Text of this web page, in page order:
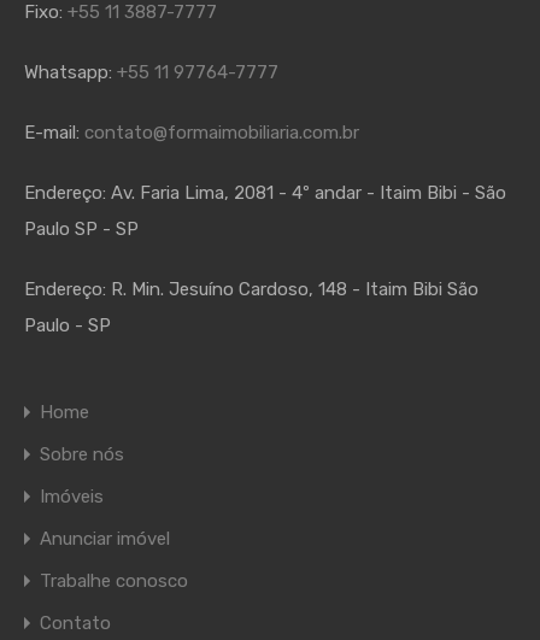
Fixo: +55 11 3887-7777
Whatsapp: +55 11 97764-7777
E-mail: contato@formaimobiliaria.com.br
Endereço: Av. Faria Lima, 2081 - 4º andar - Itaim Bibi - São
Paulo SP - SP
Endereço: R. Min. Jesuíno Cardoso, 148 - Itaim Bibi São
Paulo - SP
Home
Sobre nós
Imóveis
Anunciar imóvel
Trabalhe conosco
Contato